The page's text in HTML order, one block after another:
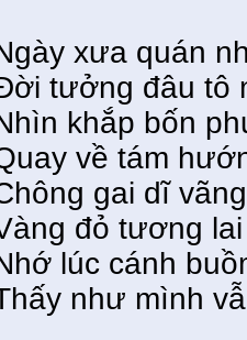
xưa quán
tưởng đâu tô
khắp bốn
về tám
gai dĩ
đỏ tương
lúc cánh
như mình